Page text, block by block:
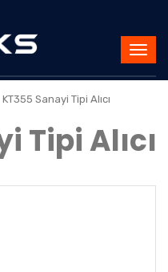
KT355 Sanayi Tipi Alıcı
Tipi Alıcı